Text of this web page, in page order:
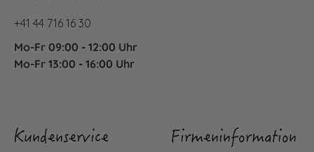
+41 44 716 16 30
Mo-Fr 09:00 - 12:00 Uhr
Mo-Fr 13:00 - 16:00 Uhr
Kundenservice Firmeninformation